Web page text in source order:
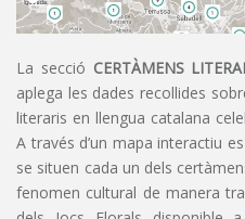
La secció CERTÀMENS
aplega les dades recollides
literaris en llengua catalana
A través d’un mapa interactiu
se situen cada un dels
fenomen cultural de manera